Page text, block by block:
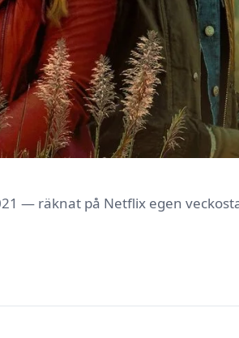
— räknat på Netflix egen